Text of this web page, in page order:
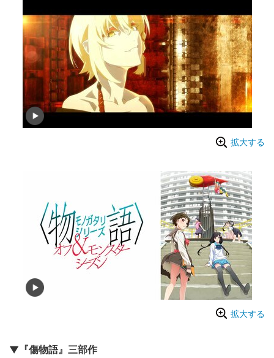
拡大する
拡大する
▼『傷物語』三部作